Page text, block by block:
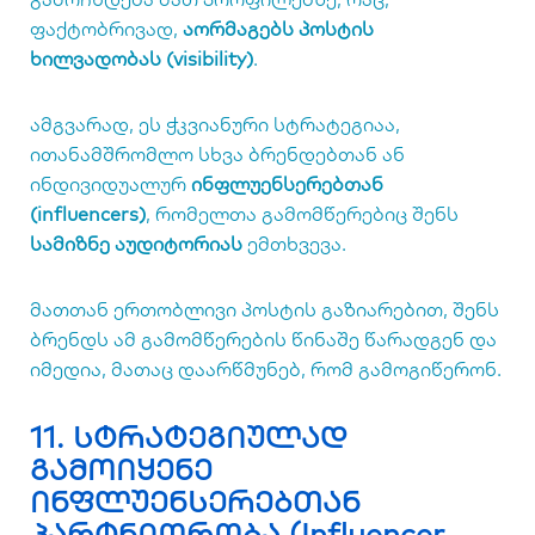
ფაქტობრივად, აორმაგებს პოსტის
ხილვადობას (visibility).
ამგვარად, ეს ჭკვიანური სტრატეგიაა,
ითანამშრომლო სხვა ბრენდებთან ან
ინდივიდუალურ ინფლუენსერებთან
(influencers), რომელთა გამომწერებიც შენს
სამიზნე აუდიტორიას ემთხვევა.
მათთან ერთობლივი პოსტის გაზიარებით, შენს
ბრენდს ამ გამომწერების წინაშე წარადგენ და
იმედია, მათაც დაარწმუნებ, რომ გამოგიწერონ.
11. სტრატეგიულად
გამოიყენე
ინფლუენსერებთან